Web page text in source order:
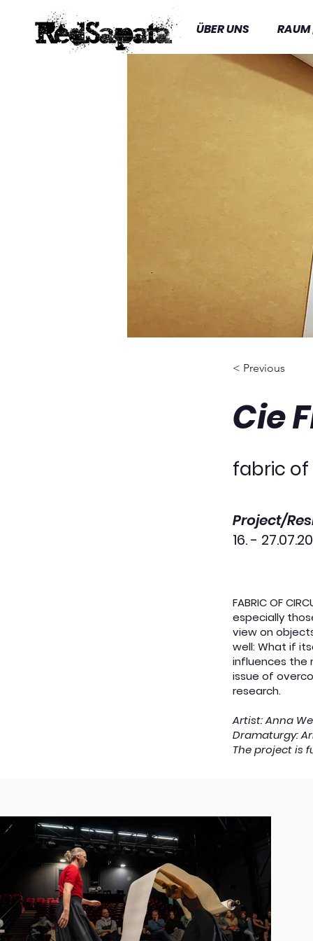
ÜBER UNS
< Previous
Cie
fabric of
Project/
16. -
FABRIC OF
especially
view on
well: What if
influences the
issue of
research.
Artist: Anna
Dramaturgy:
The project is